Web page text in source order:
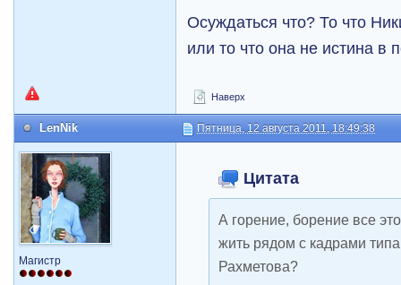
Осуждаться что? То что
или то что она не истина в
Наверх
LenNik Пятница, 12 августа 2011, 18:49:38
Магистр
Цитата
А горение, борение все
жить рядом с кадрами
Рахметова?